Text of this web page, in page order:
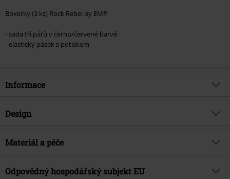
Boxerky (3 ks) Rock Rebel by EMP
- sada tří párů v černo/červené barvě
- elastický pásek s potiskem
Informace
Zboží č.
Brand
Téma produktů
Basics, Rockové oblečení, Dárky
Design
Typ výrobku
Detaily
3-dílná sada
Materiál a péče
Vrchní materiál
95% bavlna, 5% elastan
Odpovědný hospodářský subjekt EU